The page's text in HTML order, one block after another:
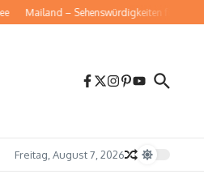
Mailand – Sehenswürdigkeiten für deinen
Freitag, August 7, 2026